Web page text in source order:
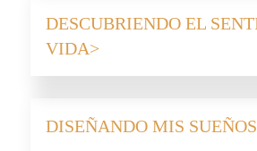
DESCUBRIENDO EL
VIDA
DISEÑANDO MIS SUEÑOS